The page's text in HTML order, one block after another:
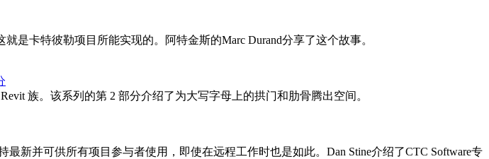
是卡特彼勒项目所能实现的。阿特金斯的Marc Durand分享了这个故事。
族。该系列的第 2 部分介绍了为大写字母上的拱门和肋骨腾出空间。
新并可供所有项目参与者使用，即使在远程工作时也是如此。Dan Stine介绍了CTC Software专